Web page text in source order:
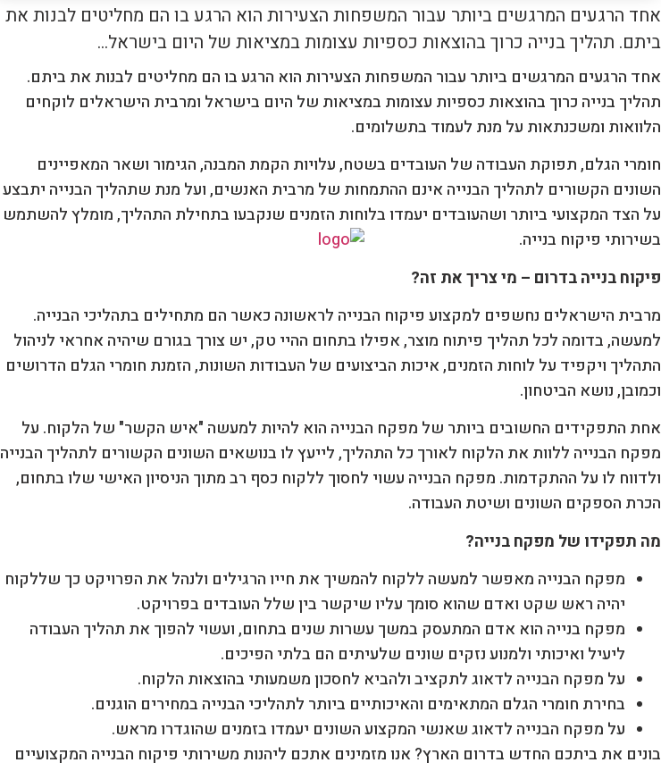
אחד הרגעים המרגשים ביותר עבור המשפחות הצעירות הוא הרגע בו הם מחליטים לבנות את
ביתם. תהליך בנייה כרוך בהוצאות כספיות עצומות במציאות של היום בישראל...
אחד הרגעים המרגשים ביותר עבור המשפחות הצעירות הוא הרגע בו הם מחליטים לבנות את ביתם.
תהליך בנייה כרוך בהוצאות כספיות עצומות במציאות של היום בישראל ומרבית הישראלים לוקחים
הלוואות ומשכנתאות על מנת לעמוד בתשלומים.
חומרי הגלם, תפוקת העבודה של העובדים בשטח, עלויות הקמת המבנה, הגימור ושאר המאפיינים
השונים הקשורים לתהליך הבנייה אינם ההתמחות של מרבית האנשים, ועל מנת שתהליך הבנייה יתבצע
על הצד המקצועי ביותר ושהעובדים יעמדו בלוחות הזמנים שנקבעו בתחילת התהליך, מומלץ להשתמש
בשירותי פיקוח בנייה.
פיקוח בנייה בדרום – מי צריך את זה?
מרבית הישראלים נחשפים למקצוע פיקוח הבנייה לראשונה כאשר הם מתחילים בתהליכי הבנייה.
למעשה, בדומה לכל תהליך פיתוח מוצר, אפילו בתחום ההיי טק, יש צורך בגורם שיהיה אחראי לניהול
התהליך ויקפיד על לוחות הזמנים, איכות הביצועים של העבודות השונות, הזמנת חומרי הגלם הדרושים
וכמובן, נושא הביטחון.
אחת התפקידים החשובים ביותר של מפקח הבנייה הוא להיות למעשה "איש הקשר" של הלקוח. על
מפקח הבנייה ללוות את הלקוח לאורך כל התהליך, לייעץ לו בנושאים השונים הקשורים לתהליך הבנייה
ולדווח לו על ההתקדמות. מפקח הבנייה עשוי לחסוך ללקוח כסף רב מתוך הניסיון האישי שלו בתחום,
הכרת הספקים השונים ושיטת העבודה.
מה תפקידו של מפקח בנייה?
מפקח הבנייה מאפשר למעשה ללקוח להמשיך את חייו הרגילים ולנהל את הפרויקט כך שללקוח
יהיה ראש שקט ואדם שהוא סומך עליו שיקשר בין שלל העובדים בפרויקט.
מפקח בנייה הוא אדם המתעסק במשך עשרות שנים בתחום, ועשוי להפוך את תהליך העבודה
ליעיל ואיכותי ולמנוע נזקים שונים שלעיתים הם בלתי הפיכים.
על מפקח הבנייה לדאוג לתקציב ולהביא לחסכון משמעותי בהוצאות הלקוח.
בחירת חומרי הגלם המתאימים והאיכותיים ביותר לתהליכי הבנייה במחירים הוגנים.
על מפקח הבנייה לדאוג שאנשי המקצוע השונים יעמדו בזמנים שהוגדרו מראש.
בונים את ביתכם החדש בדרום הארץ? אנו מזמינים אתכם ליהנות משירותי פיקוח הבנייה המקצועיים